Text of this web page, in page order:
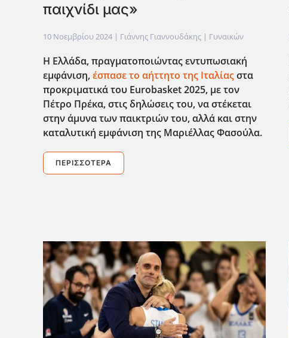
παιχνίδι μας»
10 Νοεμβρίου 2024 | Γιάννης Γιαννουδάκης | Γυναικών
Η Ελλάδα, πραγματοποιώντας εντυπωσιακή
εμφάνιση,έσπασε το αήττητο της Ιταλίαςστα
προκριματικά του Eurobasket2025, με τον
Πέτρο Πρέκα, στις δηλώσεις του, να στέκεται
στην άμυνα των παικτριών του, αλλά και στην
καταλυτική εμφάνιση της Μαριέλλας Φασούλα.
ΠΕΡΙΣΣΌΤΕΡΑ